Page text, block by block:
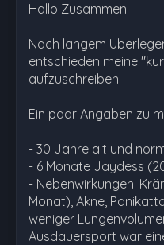
Hallo Zusammen
Nach langem
entschieden meine
aufzuschreiben.
Ein paar Angaben zu
- 30 Jahre alt und
- 6 Monate Jaydess
- Nebenwirkungen:
Monat), Akne,
weniger
Ausdauersport war